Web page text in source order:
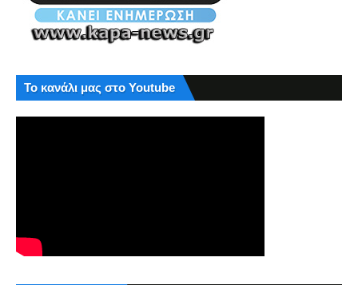
Το κανάλι μας στο Youtube